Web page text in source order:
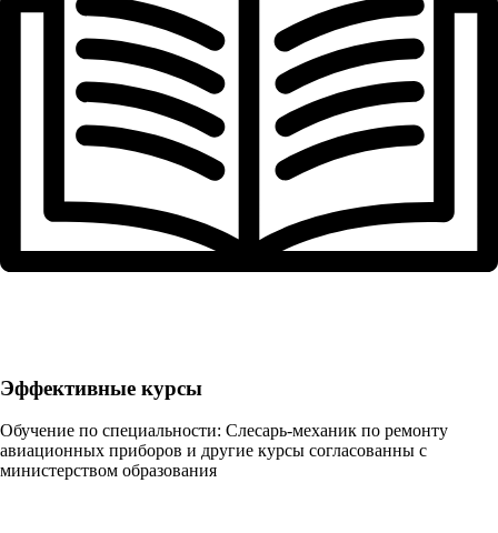
Эффективные курсы
Обучение по специальности: Слесарь-механик по ремонту
авиационных приборов и другие курсы согласованны с
министерством образования